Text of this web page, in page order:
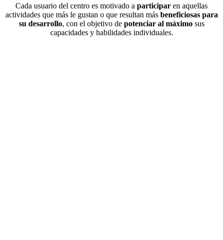
Cada usuario del centro es motivado a participar en aquellas
actividades que más le gustan o que resultan más beneficiosas para
su desarrollo, con el objetivo de potenciar al máximosus
capacidades y habilidades individuales.